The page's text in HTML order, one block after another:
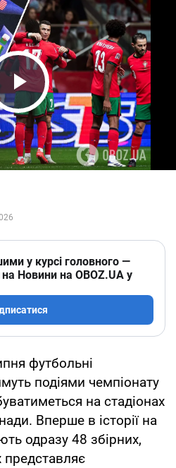
Video
у курсі головного —
на Новини на OBOZ.UA у
футбольні
подіями чемпіонату
на стадіонах
Вперше в історії на
одразу 48 збірних,
представляє